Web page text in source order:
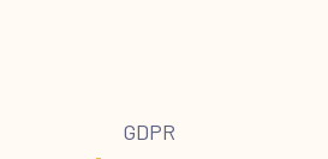
GDPR